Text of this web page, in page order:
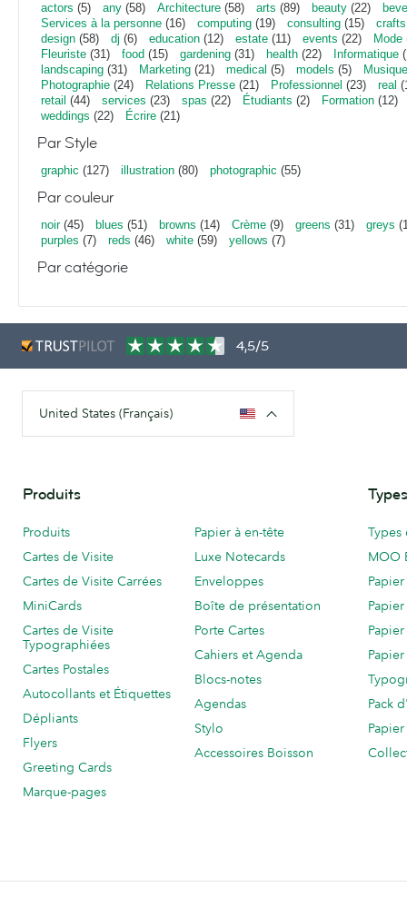
actors (5) any (58) Architecture (58) arts (89) beauty (22)
Services à la personne (16) computing (19) consulting (15) crafts
design (58) dj (6) education (12) estate (11) events (22) Mode
Fleuriste (31) food (15) gardening (31) health (22) Informatique
landscaping (31) Marketing (21) medical (5) models (5)
Photographie (24) Relations Presse (21) Professionnel (23) real
retail (44) services (23) spas (22) Étudiants (2) Formation (12)
weddings (22) Écrire (21)
Par Style
graphic (127) illustration (80) photographic (55)
Par couleur
noir(45) blues (51) browns (14) Crème (9) greens (31) greys
purples (7) reds (46) white (59) yellows (7)
Par catégorie
4,5/5
United States (Français)
Produits
Produits
Cartes de Visite
Cartes de Visite Carrées
MiniCards
Cartes de Visite
Typographiées
Cartes Postales
Autocollants et Étiquettes
Dépliants
Flyers
Greeting Cards
Marque-pages
Papier à en-tête
Luxe Notecards
Enveloppes
Boîte de présentation
Porte Cartes
Cahiers et Agenda
Blocs-notes
Agendas
Stylo
Accessoires Boisson
MOO
Pack